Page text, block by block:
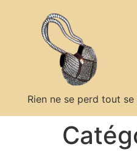
Rien ne se perd tout